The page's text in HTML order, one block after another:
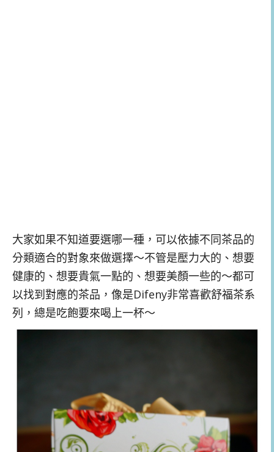
大家如果不知道要選哪一種，可以依據不同茶品的
分類適合的對象來做選擇～不管是壓力大的、想要
健康的、想要貴氣一點的、想要美顏一些的～都可
以找到對應的茶品，像是Difeny非常喜歡舒福茶系
列，總是吃飽要來喝上一杯～